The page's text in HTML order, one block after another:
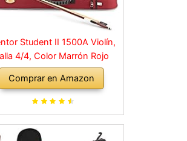
Student II 1500A Violín,
4/4, Color Marrón Rojo
Comprar en Amazon